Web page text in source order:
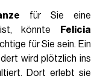
für Sie eine
ist, könnte
Felicia
für Sie sein. Ein
wird plötzlich ins
Dort erlebt sie